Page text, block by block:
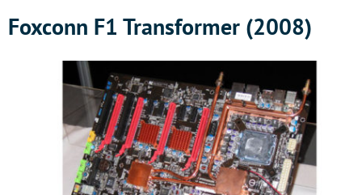
Foxconn F1 Transformer (2008)